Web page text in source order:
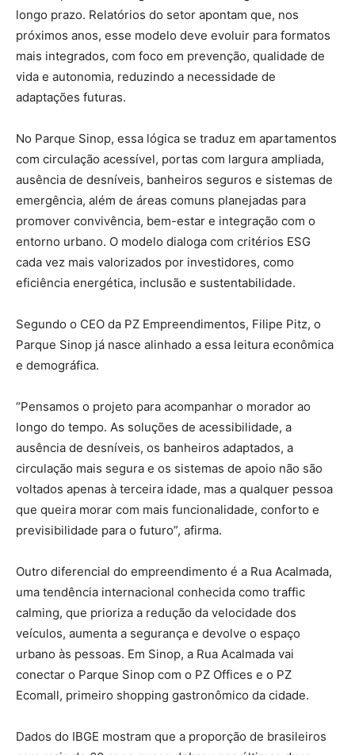
longo prazo. Relatórios do setor apontam que, nos
próximos anos, esse modelo deve evoluir para formatos
mais integrados, com foco em prevenção, qualidade de
vida e autonomia, reduzindo a necessidade de
adaptações futuras.
No Parque Sinop, essa lógica se traduz em apartamentos
com circulação acessível, portas com largura ampliada,
ausência de desníveis, banheiros seguros e sistemas de
emergência, além de áreas comuns planejadas para
promover convivência, bem-estar e integração com o
entorno urbano. O modelo dialoga com critérios ESG
cada vez mais valorizados por investidores, como
eficiência energética, inclusão e sustentabilidade.
Segundo o CEO da PZ Empreendimentos, Filipe Pitz, o
Parque Sinop já nasce alinhado a essa leitura econômica
e demográfica.
“Pensamos o projeto para acompanhar o morador ao
longo do tempo. As soluções de acessibilidade, a
ausência de desníveis, os banheiros adaptados, a
circulação mais segura e os sistemas de apoio não são
voltados apenas à terceira idade, mas a qualquer pessoa
que queira morar com mais funcionalidade, conforto e
previsibilidade para o futuro”, afirma.
Outro diferencial do empreendimento é a Rua Acalmada,
uma tendência internacional conhecida como traffic
calming, que prioriza a redução da velocidade dos
veículos, aumenta a segurança e devolve o espaço
urbano às pessoas. Em Sinop, a Rua Acalmada vai
conectar o Parque Sinop com o PZ Offices e o PZ
Ecomall, primeiro shopping gastronômico da cidade.
Dados do IBGE mostram que a proporção de brasileiros